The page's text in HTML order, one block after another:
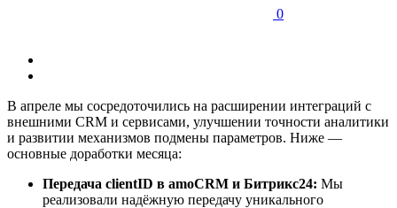
0
В апреле мы сосредоточились на расширении интеграций с
внешними CRM и сервисами, улучшении точности аналитики
и развитии механизмов подмены параметров. Ниже —
основные доработки месяца:
Передача clientID в amoCRM и Битрикс24: Мы
реализовали надёжную передачу уникального